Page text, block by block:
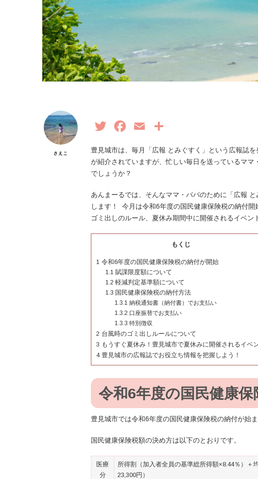
さえこ
TwitterFacebook
Email
豊見城市は、毎月「広報 とみぐすく」という広報誌
が紹介されていますが、忙しい毎日を送っているマ
でしょうか？
あんまーるでは、そんなママ・パパのために「広報
します！ 今月は令和6年度の国民健康保険税の納付
ゴミ出しのルール、夏休み期間中に開催されるイベン
もくじ
1 令和6年度の国民健康保険税の納付が開始
1.1 賦課限度額について
1.2 軽減判定基準額について
1.3 国民健康保険税の納付方法
1.3.1 納税通知書（納付書）でお支払い
1.3.2 口座振替でお支払い
1.3.3 特別徴収
2 台風時のゴミ出しルールについて
3 もうすぐ夏休み！豊見城市で夏休みに開催されるイベ
4豊見城市の広報誌でお役立ち情報を把握しよう！
令和6年度の国民健康
豊見城市では令和6年度の国民健康保険税の納付が始
国民健康保険税額の決め方は以下のとおりです。
医療
分
所得割（加入者全員の基準総所得額×8.44％）＋
23,300円）